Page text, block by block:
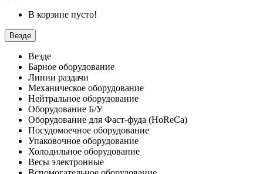
В корзине пусто!
Везде
Везде
Барное оборудование
Линии раздачи
Механическое оборудование
Нейтральное оборудование
Оборудование Б/У
Оборудование для Фаст-фуда (HoReCa)
Посудомоечное оборудование
Упаковочное оборудование
Холодильное оборудование
Весы электронные